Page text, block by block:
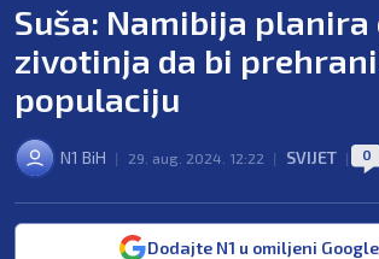
Suša: Namibija
zivotinja da bi
populaciju
N1 BiH | 29. aug. 2024. 12:22 | SVIJET | 0
Dodajte N1 u omiljeni